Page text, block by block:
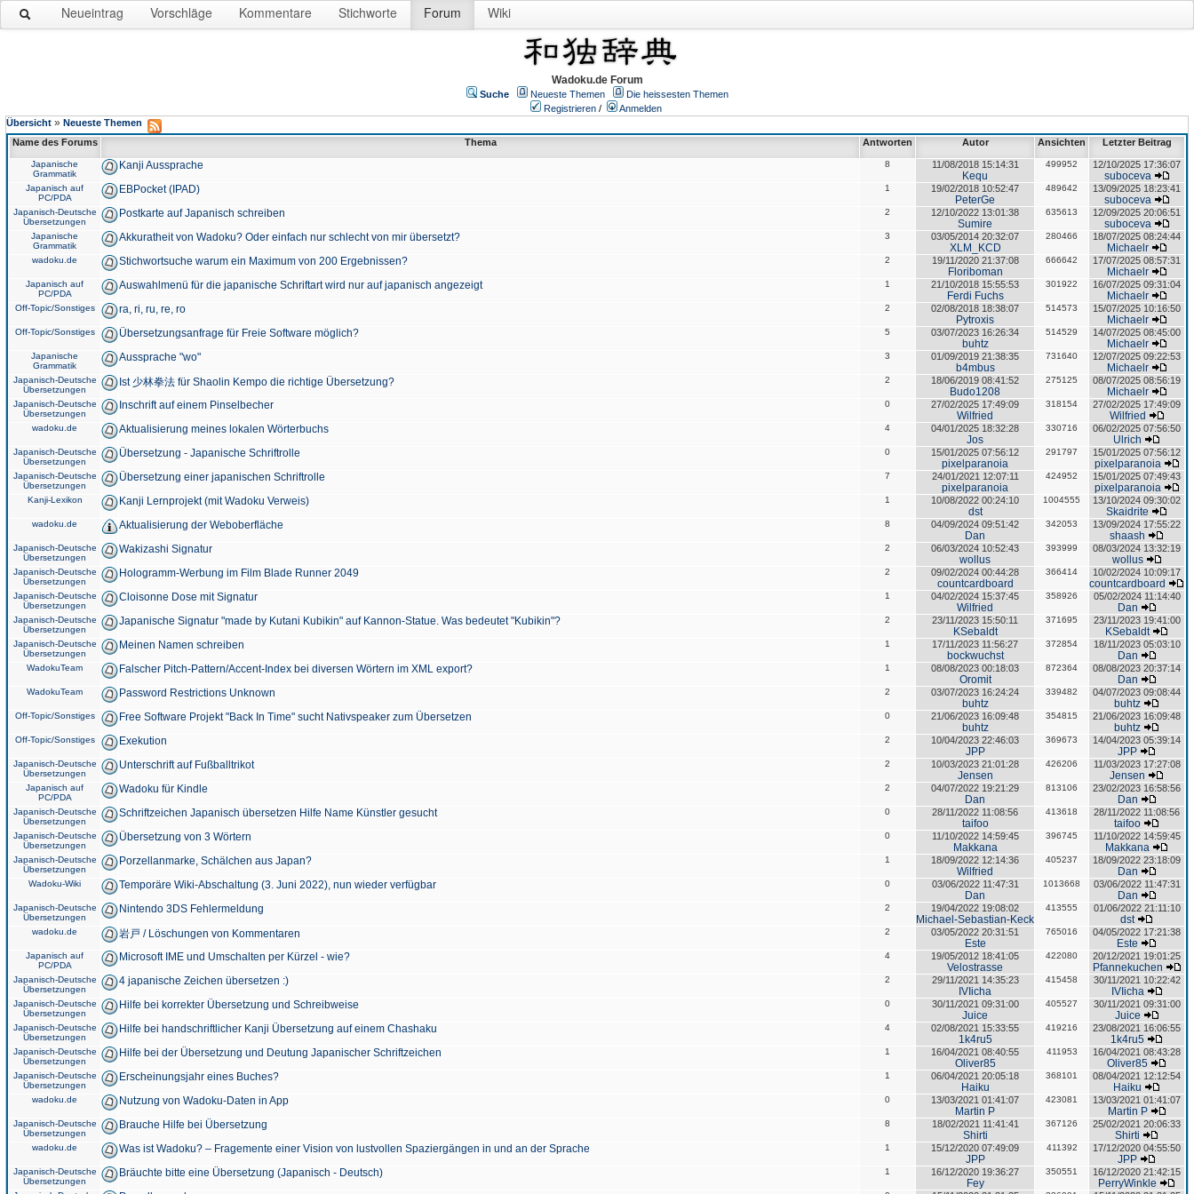
Neueintrag Vorschläge Kommentare Stichworte Forum Wiki
Wadoku.de Forum
Suche Neueste Themen
Die heissesten Themen
Registrieren /
Anmelden
Übersicht » Neueste Themen
Name des Forums
Thema Antworten Autor Ansichten Letzter Beitrag
Japanische
Grammatik
Kanji Aussprache 8 11/08/2018 15:14:31
Kequ
499952 12/10/2025 17:36:07
suboceva
Japanisch auf
PC/PDA
EBPocket (IPAD) 1 19/02/2018 10:52:47
PeterGe
489642 13/09/2025 18:23:41
suboceva
Japanisch-Deutsche
Übersetzungen
Postkarte auf Japanisch schreiben 2 12/10/2022 13:01:38
Sumire
635613 12/09/2025 20:06:51
suboceva
Japanische
Grammatik
Akkuratheit von Wadoku? Oder einfach nur schlecht von mir übersetzt? 3 03/05/2014 20:32:07
XLM_KCD
280466 18/07/2025 08:24:44
Michaelr
wadoku.de Stichwortsuche warum ein Maximum von 200 Ergebnissen? 2 19/11/2020 21:37:08
Floriboman
666642 17/07/2025 08:57:31
Michaelr
Japanisch auf
PC/PDA
Auswahlmenü für die japanische Schriftart wird nur auf japanisch angezeigt 1 21/10/2018 15:55:53
Ferdi Fuchs
301922 16/07/2025 09:31:04
Michaelr
Off-Topic/Sonstiges ra, ri, ru, re, ro 2 02/08/2018 18:38:07
Pytroxis
514573 15/07/2025 10:16:50
Michaelr
Off-Topic/Sonstiges Übersetzungsanfrage für Freie Software möglich? 5 03/07/2023 16:26:34
buhtz
514529 14/07/2025 08:45:00
Michaelr
Japanische
Grammatik
Aussprache "wo" 3 01/09/2019 21:38:35
b4mbus
731640 12/07/2025 09:22:53
Michaelr
Japanisch-Deutsche
Übersetzungen
Ist 少林拳法 für Shaolin Kempo die richtige Übersetzung? 2 18/06/2019 08:41:52
Budo1208
275125 08/07/2025 08:56:19
Michaelr
Japanisch-Deutsche
Übersetzungen
Inschrift auf einem Pinselbecher 0 27/02/2025 17:49:09
Wilfried
318154 27/02/2025 17:49:09
Wilfried
wadoku.de Aktualisierung meines lokalen Wörterbuchs 4 04/01/2025 18:32:28
Jos
330716 06/02/2025 07:56:50
Ulrich
Japanisch-Deutsche
Übersetzungen
Übersetzung - Japanische Schriftrolle 0 15/01/2025 07:56:12
pixelparanoia
291797 15/01/2025 07:56:12
pixelparanoia
Japanisch-Deutsche
Übersetzungen
Übersetzung einer japanischen Schriftrolle 7 24/01/2021 12:07:11
pixelparanoia
424952 15/01/2025 07:49:43
pixelparanoia
Kanji-Lexikon Kanji Lernprojekt (mit Wadoku Verweis) 1 10/08/2022 00:24:10
dst
1004555 13/10/2024 09:30:02
Skaidrite
wadoku.de Aktualisierung der Weboberfläche 8 04/09/2024 09:51:42
Dan
342053 13/09/2024 17:55:22
shaash
Japanisch-Deutsche
Übersetzungen
Wakizashi Signatur 2 06/03/2024 10:52:43
wollus
393999 08/03/2024 13:32:19
wollus
Japanisch-Deutsche
Übersetzungen
Hologramm-Werbung im Film Blade Runner 2049 2 09/02/2024 00:44:28
countcardboard
366414 10/02/2024 10:09:17
countcardboard
Japanisch-Deutsche
Übersetzungen
Cloisonne Dose mit Signatur 1 04/02/2024 15:37:45
Wilfried
358926 05/02/2024 11:14:40
Dan
Japanisch-Deutsche
Übersetzungen
Japanische Signatur "made by Kutani Kubikin" auf Kannon-Statue. Was bedeutet "Kubikin"? 2 23/11/2023 15:50:11
KSebaldt
371695 23/11/2023 19:41:00
KSebaldt
Japanisch-Deutsche
Übersetzungen
Meinen Namen schreiben 1 17/11/2023 11:56:27
bockwuchst
372854 18/11/2023 05:03:10
Dan
WadokuTeam Falscher Pitch-Pattern/Accent-Index bei diversen Wörtern im XML export? 1 08/08/2023 00:18:03
Oromit
872364 08/08/2023 20:37:14
Dan
WadokuTeam Password Restrictions Unknown 2 03/07/2023 16:24:24
buhtz
339482 04/07/2023 09:08:44
buhtz
Off-Topic/Sonstiges Free Software Projekt "Back In Time" sucht Nativspeaker zum Übersetzen 0 21/06/2023 16:09:48
buhtz
354815 21/06/2023 16:09:48
buhtz
Off-Topic/Sonstiges Exekution 2 10/04/2023 22:46:03
JPP
369673 14/04/2023 05:39:14
JPP
Japanisch-Deutsche
Übersetzungen
Unterschrift auf Fußballtrikot 2 10/03/2023 21:01:28
Jensen
426206 11/03/2023 17:27:08
Jensen
Japanisch auf
PC/PDA
Wadoku für Kindle 2 04/07/2022 19:21:29
Dan
813106 23/02/2023 16:58:56
Dan
Japanisch-Deutsche
Übersetzungen
Schriftzeichen Japanisch übersetzen Hilfe Name Künstler gesucht 0 28/11/2022 11:08:56
taifoo
413618 28/11/2022 11:08:56
taifoo
Japanisch-Deutsche
Übersetzungen
Übersetzung von 3 Wörtern 0 11/10/2022 14:59:45
Makkana
396745 11/10/2022 14:59:45
Makkana
Japanisch-Deutsche
Übersetzungen
Porzellanmarke, Schälchen aus Japan? 1 18/09/2022 12:14:36
Wilfried
405237 18/09/2022 23:18:09
Dan
Wadoku-Wiki Temporäre Wiki-Abschaltung (3. Juni 2022), nun wieder verfügbar 0 03/06/2022 11:47:31
Dan
1013668 03/06/2022 11:47:31
Dan
Japanisch-Deutsche
Übersetzungen
Nintendo 3DS Fehlermeldung 2 19/04/2022 19:08:02
Michael-Sebastian-Keck
413555 01/06/2022 21:11:10
dst
wadoku.de 岩戸 / Löschungen von Kommentaren 2 03/05/2022 20:31:51
Este
765016 04/05/2022 17:21:38
Este
Japanisch auf
PC/PDA
Microsoft IME und Umschalten per Kürzel - wie? 4 19/05/2012 18:41:05
Velostrasse
422080 20/12/2021 19:01:25
Pfannekuchen
Japanisch-Deutsche
Übersetzungen
4 japanische Zeichen übersetzen :) 2 29/11/2021 14:35:23
IVIicha
415458 30/11/2021 10:22:42
IVIicha
Japanisch-Deutsche
Übersetzungen
Hilfe bei korrekter Übersetzung und Schreibweise 0 30/11/2021 09:31:00
Juice
405527 30/11/2021 09:31:00
Juice
Japanisch-Deutsche
Übersetzungen
Hilfe bei handschriftlicher Kanji Übersetzung auf einem Chashaku 4 02/08/2021 15:33:55
1k4ru5
419216 23/08/2021 16:06:55
1k4ru5
Japanisch-Deutsche
Übersetzungen
Hilfe bei der Übersetzung und Deutung Japanischer Schriftzeichen 1 16/04/2021 08:40:55
Oliver85
411953 16/04/2021 08:43:28
Oliver85
Japanisch-Deutsche
Übersetzungen
Erscheinungsjahr eines Buches? 1 06/04/2021 20:05:18
Haiku
368101 08/04/2021 12:12:54
Haiku
wadoku.de Nutzung von Wadoku-Daten in App 0 13/03/2021 01:41:07
Martin P
423081 13/03/2021 01:41:07
Martin P
Japanisch-Deutsche
Übersetzungen
Brauche Hilfe bei Übersetzung 8 18/02/2021 11:41:41
Shirti
367126 25/02/2021 20:06:33
Shirti
wadoku.de Was ist Wadoku? – Fragemente einer Vision von lustvollen Spaziergängen in und an der Sprache 1 15/12/2020 07:49:09
JPP
411392 17/12/2020 04:55:50
JPP
Japanisch-Deutsche
Übersetzungen
Bräuchte bitte eine Übersetzung (Japanisch - Deutsch) 1 16/12/2020 19:36:27
Fey
350551 16/12/2020 21:42:15
PerryWinkle